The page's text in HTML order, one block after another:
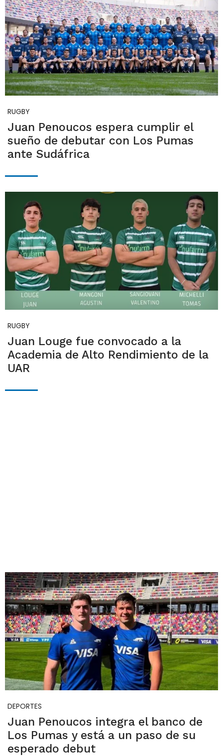
RUGBY
Juan Penoucos espera cumplir el
sueño de debutar con Los Pumas
ante Sudáfrica
RUGBY
Juan Louge fue convocado a la
Academia de Alto Rendimiento de la
UAR
DEPORTES
Juan Penoucos integra el banco de
Los Pumas y está a un paso de su
esperado debut